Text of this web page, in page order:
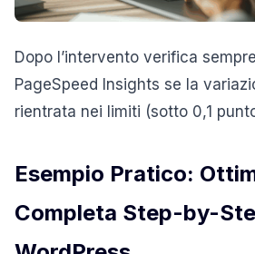
Dopo l’intervento verifica
PageSpeed Insights se la
rientrata nei limiti (sotto 0,1
Esempio Pratico:
Completa Step-by-